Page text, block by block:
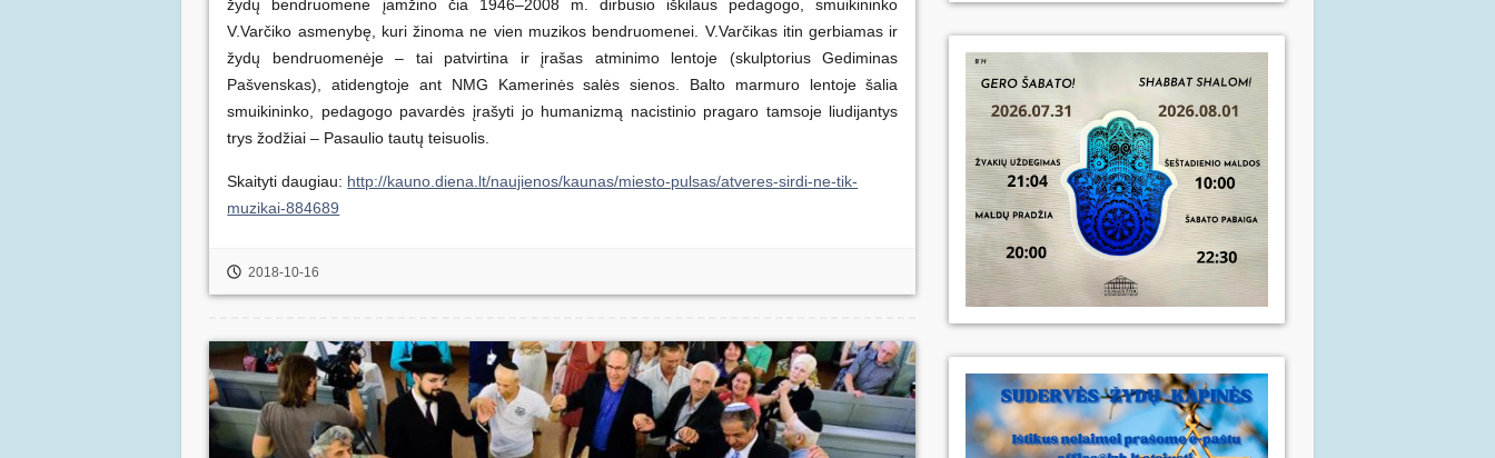
žydų bendruomene įamžino čia 1946–2008 m. dirbusio iškilaus pedagogo, smuikininko
V.Varčiko asmenybę, kuri žinoma ne vien muzikos bendruomenei. V.Varčikas itin gerbiamas ir
žydų bendruomenėje – tai patvirtina ir įrašas atminimo lentoje (skulptorius Gediminas
Pašvenskas), atidengtoje ant NMG Kamerinės salės sienos. Balto marmuro lentoje šalia
smuikininko, pedagogo pavardės įrašyti jo humanizmą nacistinio pragaro tamsoje liudijantys
trys žodžiai – Pasaulio tautų teisuolis.
Skaityti daugiau: http://kauno.diena.lt/naujienos/kaunas/miesto-pulsas/atveres-sirdi-ne-tik-
muzikai-884689
2018-10-16